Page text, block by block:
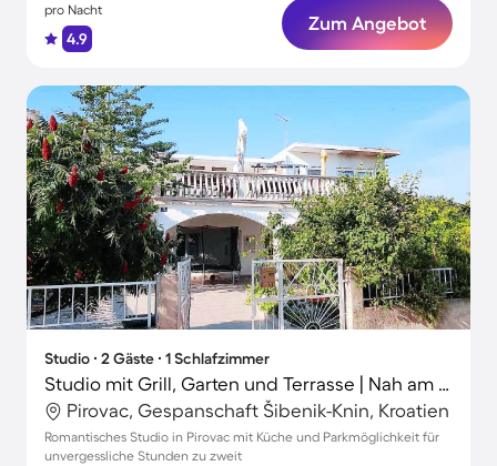
pro Nacht
4.9
Zum Angebot
Studio ∙ 2 Gäste ∙ 1 Schlafzimmer
Studio mit Grill, Garten und Terrasse | Nah am Strand
Pirovac, Gespanschaft Šibenik-Knin, Kroatien
Romantisches Studio in Pirovac mit Küche und Parkmöglichkeit für
unvergessliche Stunden zu zweit